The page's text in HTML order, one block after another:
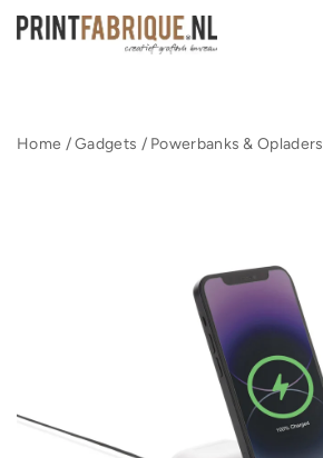
naar
Home /Gadgets / Powerbanks & Opladers